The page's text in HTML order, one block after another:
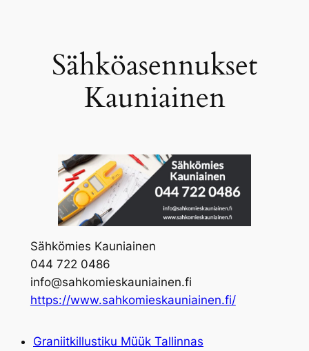
Sähköasennukset
Kauniainen
Sähkömies Kauniainen
044 722 0486
info@sahkomieskauniainen.fi
https://www.sahkomieskauniainen.fi/
Graniitkillustiku Müük Tallinnas